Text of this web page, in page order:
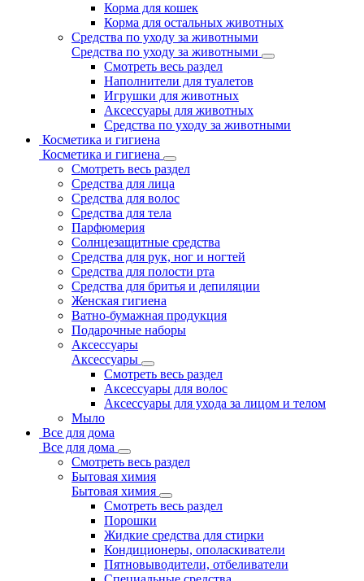
Корма для кошек
Корма для остальных животных
Средства по уходу за животными
Средства по уходу за животными
Смотреть весь раздел
Наполнители для туалетов
Игрушки для животных
Аксессуары для животных
Средства по уходу за животными
Косметика и гигиена
Косметика и гигиена
Смотреть весь раздел
Средства для лица
Средства для волос
Средства для тела
Парфюмерия
Солнцезащитные средства
Средства для рук, ног и ногтей
Средства для полости рта
Средства для бритья и депиляции
Женская гигиена
Ватно-бумажная продукция
Подарочные наборы
Аксессуары
Аксессуары
Смотреть весь раздел
Аксессуары для волос
Аксессуары для ухода за лицом и телом
Мыло
Все для дома
Все для дома
Смотреть весь раздел
Бытовая химия
Бытовая химия
Смотреть весь раздел
Порошки
Жидкие средства для стирки
Кондиционеры, ополаскиватели
Пятновыводители, отбеливатели